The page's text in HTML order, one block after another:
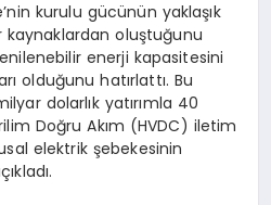
kurulu gücünün yaklaşık
oluştuğunu
enerji kapasitesini
olduğunu hatırlattı. Bu
dolarlık yatırımla 40
Doğru Akım (HVDC) iletim
elektrik şebekesinin